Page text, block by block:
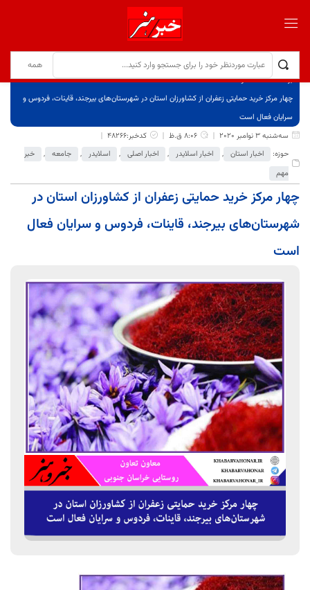
برگ نخست
نوشته‌ها
چهار مرکز خرید حمایتی زعفران از کشاورزان استان در شهرستان‌های بیرجند، قاینات، فردوس و
سرایان فعال است
سه‌شنبه 3 نوامبر 2020
8:06 ق.ظ
کدخبر:48266
حوزه:
اخبار استان , اخبار اسلایدر , اخبار اصلی , اسلایدر , جامعه ,
خبر
مهم
چهار مرکز خرید حمایتی زعفران از کشاورزان استان در
شهرستان‌های بیرجند، قاینات، فردوس و سرایان فعال
است